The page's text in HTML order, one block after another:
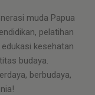
muda Papua
pelatihan
kesehatan
budaya.
berbudaya,